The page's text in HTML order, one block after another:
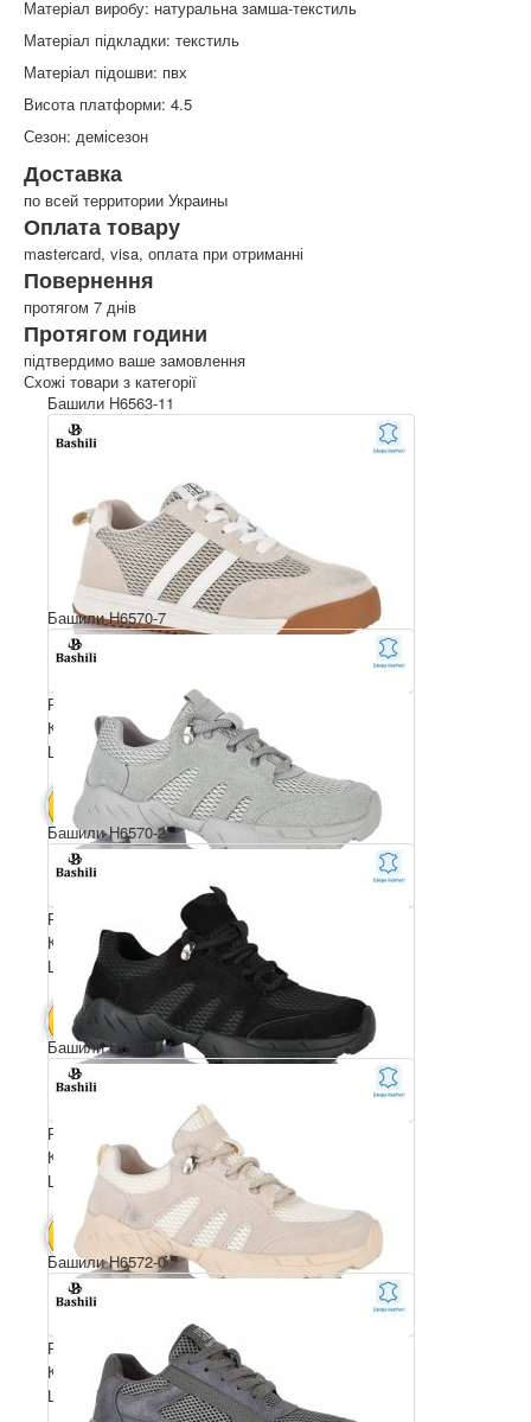
Матеріал виробу: натуральна замша-текстиль
Матеріал підкладки: текстиль
Матеріал підошви: пвх
Висота платформи: 4.5
Сезон: демісезон
Доставка
по всей территории Украины
Оплата товару
mastercard, visa, оплата при отриманні
Повернення
протягом 7 днів
Протягом години
підтвердимо ваше замовлення
Схожі товари з категорії
Башили H6563-11
Розмірний ряд: 36-41
Комплектація ящика: 8
Ціна за пару: 850 $
В КОШИК 6800 $
Башили H6570-7
Розмірний ряд: 36-41
Комплектація ящика: 8
Ціна за пару: 850 $
В КОШИК 6800 $
Башили H6570-2
Розмірний ряд: 36-41
Комплектація ящика: 8
Ціна за пару: 850 $
В КОШИК 6800 $
Башили H6570-11
Розмірний ряд: 36-41
Комплектація ящика: 8
Ціна за пару: 850 $
Башили H6572-0